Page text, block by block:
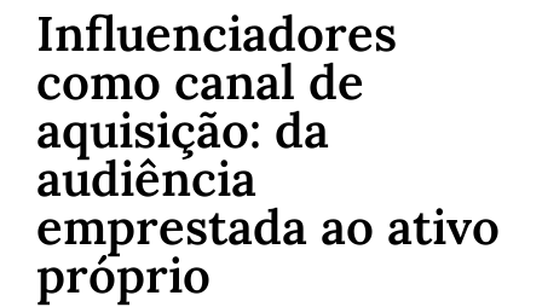
Influenciadores
como canal de
aquisição: da
audiência
emprestada ao ativo
próprio